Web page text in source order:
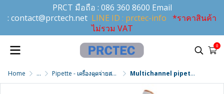
PRCT มือถือ : 086 360 8600 Email
: contact@prctech.net LINE ID : prctec-info *ราคาสินค้า
ไม่รวม VAT
0
Home ... Pipette - เครื่องดูดจ่ายสารละลาย Multichannel pipette 8 ช่อง 0.5 - 10 µL รุ่น Acura® manual 855